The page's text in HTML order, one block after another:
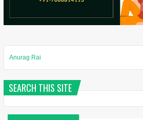
Anurag Rai
SEARCH THIS SITE